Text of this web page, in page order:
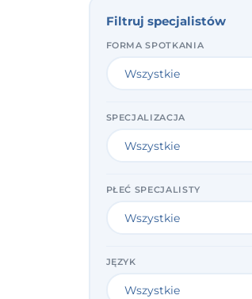
Filtruj specjalistów
FORMA SPOTKANIA
SPECJALIZACJA
PŁEĆ SPECJALISTY
JĘZYK